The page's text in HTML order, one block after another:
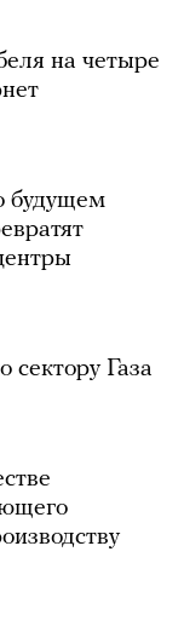
на четыре
будущем
сектору Газа